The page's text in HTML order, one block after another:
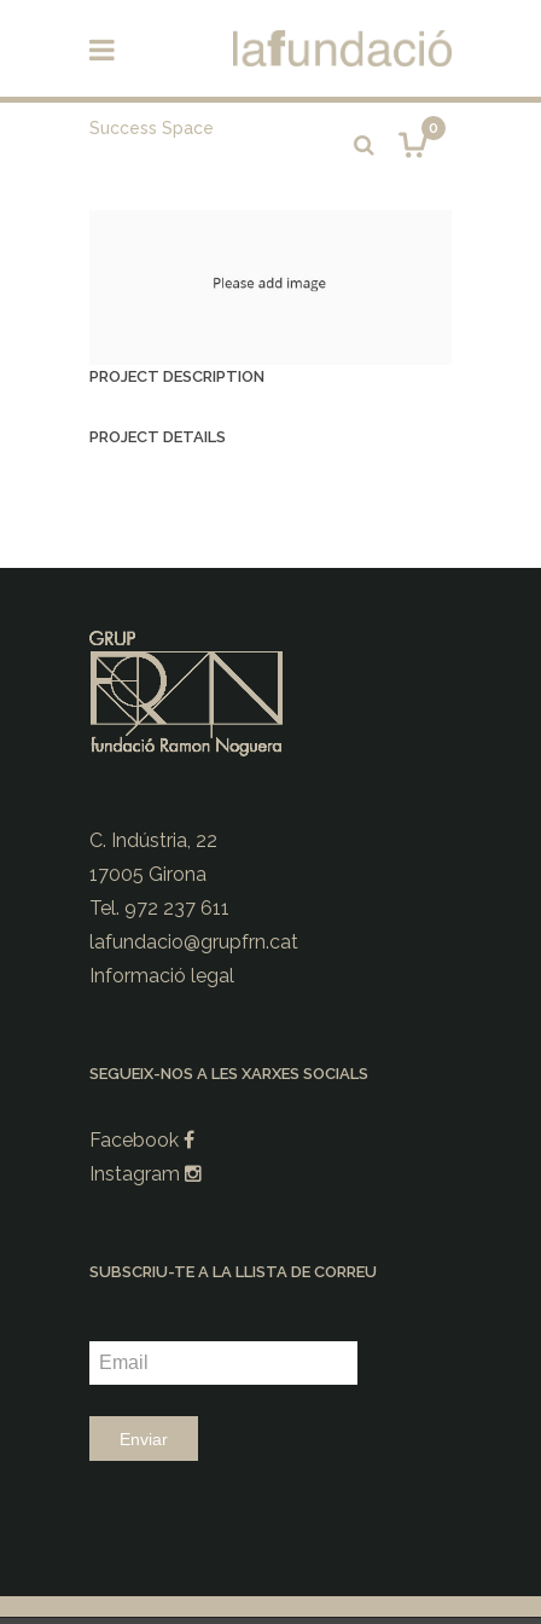
0
Success Space
PROJECT DESCRIPTION
PROJECT DETAILS
C. Indústria, 22
17005 Girona
Tel. 972 237 611
lafundacio@grupfrn.cat
Informació legal
SEGUEIX-NOS A LES XARXES SOCIALS
Facebook
Instagram
SUBSCRIU-TE A LA LLISTA DE CORREU